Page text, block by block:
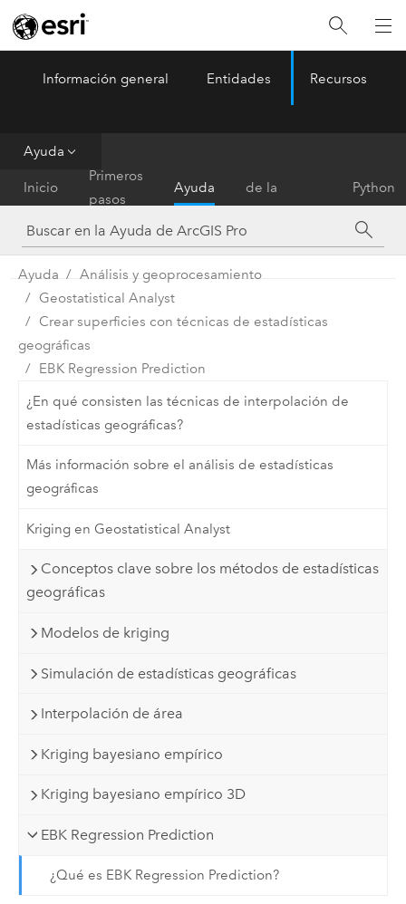
ArcGIS Pro Menu
Información general Entidades Recursos
Ayuda
Inicio
Primeros
pasos
Ayuda
de la
herramienta
Python
Ayuda
Análisis y geoprocesamiento
Geostatistical Analyst
Crear superficies con técnicas de estadísticas
geográficas
EBK Regression Prediction
¿En qué consisten las técnicas de interpolación de
estadísticas geográficas?
Más información sobre el análisis de estadísticas
geográficas
Kriging en Geostatistical Analyst
Conceptos clave sobre los métodos de estadísticas
geográficas
Modelos de kriging
Simulación de estadísticas geográficas
Interpolación de área
Kriging bayesiano empírico
Kriging bayesiano empírico 3D
EBK Regression Prediction
¿Qué es EBK Regression Prediction?